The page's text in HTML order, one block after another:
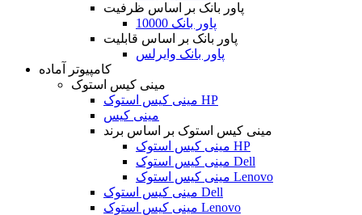
پاور بانک بر اساس ظرفیت
پاور بانک 10000
پاور بانک بر اساس قابلیت
پاور بانک وایرلس
کامپیوتر آماده
مینی کیس استوک
مینی کیس استوک HP
مینی کیس
مینی کیس استوک بر اساس برند
مینی کیس استوک HP
مینی کیس استوک Dell
مینی کیس استوک Lenovo
مینی کیس استوک Dell
مینی کیس استوک Lenovo